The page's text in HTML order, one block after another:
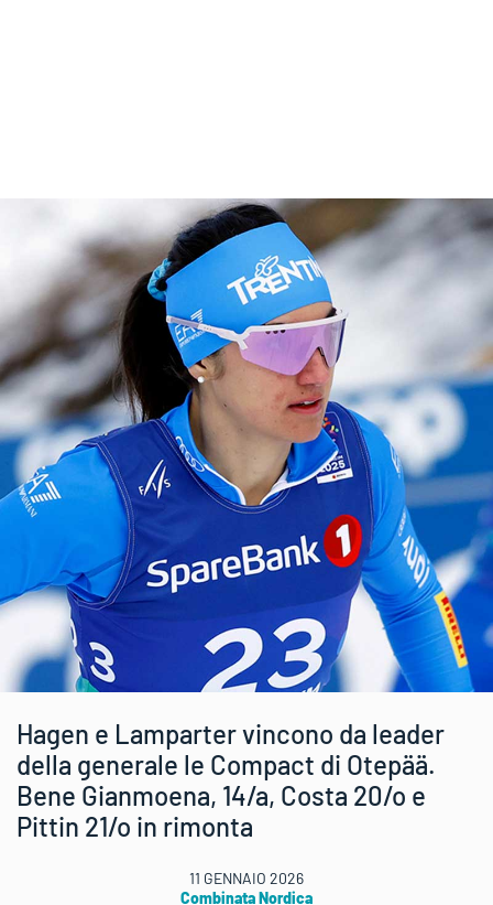
Hagen e Lamparter vincono da leader
della generale le Compact di Otepää.
Bene Gianmoena, 14/a, Costa 20/o e
Pittin 21/o in rimonta
11 GENNAIO 2026
Combinata Nordica